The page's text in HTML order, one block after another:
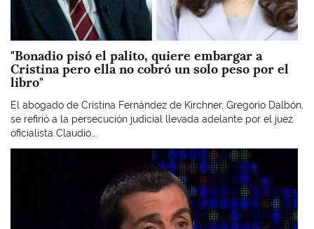
"Bonadio pisó el palito, quiere embargar a
Cristina pero ella no cobró un solo peso por el
libro"
El abogado de Cristina Fernández de Kirchner, Gregorio Dalbón,
se refirió a la persecución judicial llevada adelante por el juez
oficialista Claudio...